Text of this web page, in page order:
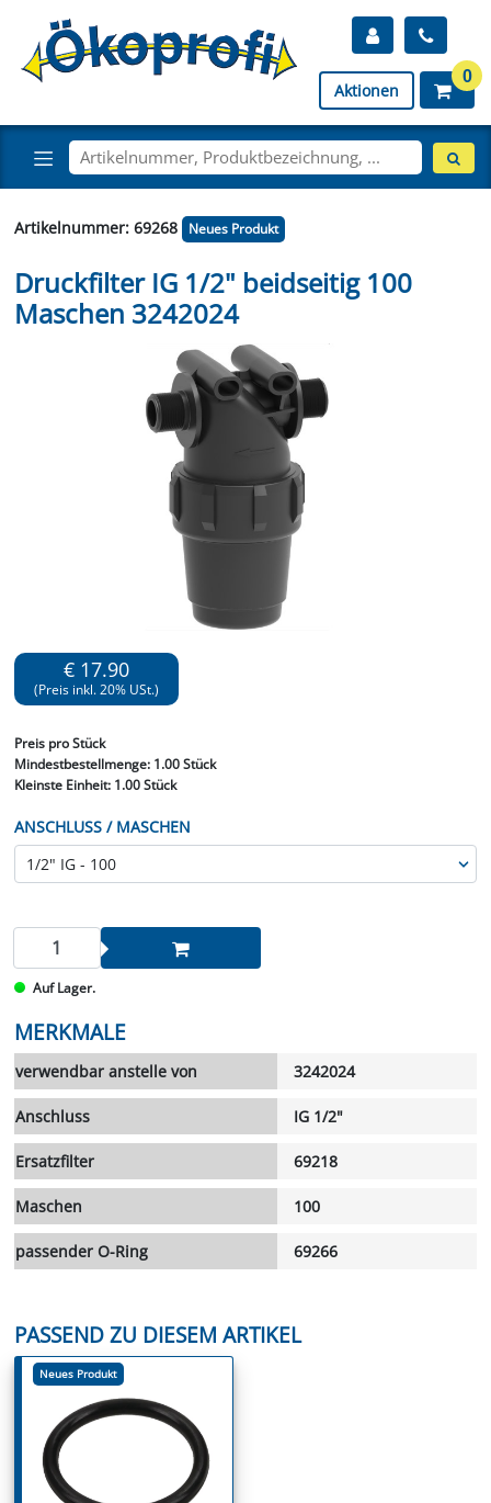
Aktionen
0
Artikelnummer: 69268 Neues Produkt
Druckfilter IG 1/2" beidseitig 100
Maschen 3242024
€ 17.90
(Preis inkl. 20% USt.)
Preis pro Stück
Mindestbestellmenge: 1.00 Stück
Kleinste Einheit:1.00 Stück
ANSCHLUSS / MASCHEN
Auf Lager.
MERKMALE
verwendbar anstelle von 3242024
Anschluss IG 1/2"
Ersatzfilter 69218
Maschen 100
passender O-Ring 69266
PASSEND ZU DIESEM ARTIKEL
Neues Produkt